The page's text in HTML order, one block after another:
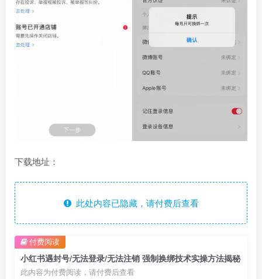
下载地址：
此处内容已隐藏，请付费后查看
小红书遇封号/无法登录/无法注销 强制换绑技术实操方法揭秘
此内容为付费阅读，请付费后查看
付费阅读